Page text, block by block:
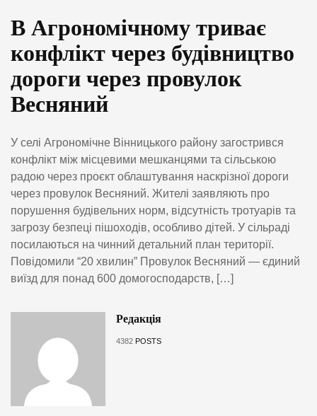
В Агрономічному триває
конфлікт через будівництво
дороги через провулок
Весняний
У селі Агрономічне Вінницького району загострився
конфлікт між місцевими мешканцями та сільською
радою через проєкт облаштування наскрізної дороги
через провулок Весняний. Жителі заявляють про
порушення будівельних норм, відсутність тротуарів та
загрозу безпеці пішоходів, особливо дітей. У сільраді
посилаються на чинний детальний план території.
Повідомили “20 хвилин” Провулок Весняний — єдиний
виїзд для понад 600 домогосподарств, […]
Редакція
4382 POSTS